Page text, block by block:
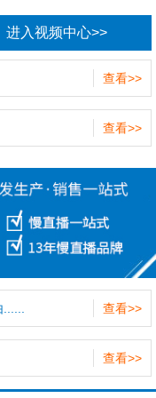
进入视频中心>>
查看>>
查看>>
查看>>
......
查看>>